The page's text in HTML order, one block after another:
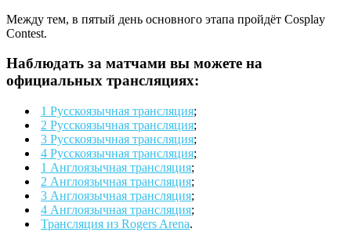
Между тем, в пятый день основного этапа пройдёт Cosplay
Contest.
Наблюдать за матчами вы можете на
официальных трансляциях:
1 Русскоязычная трансляция;
2 Русскоязычная трансляция;
3 Русскоязычная трансляция;
4 Русскоязычная трансляция;
1 Англоязычная трансляция;
2 Англоязычная трансляция;
3 Англоязычная трансляция;
4 Англоязычная трансляция;
Трансляция из Rogers Arena.